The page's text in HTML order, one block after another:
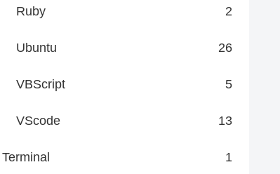
Ruby 2
Ubuntu 26
VBScript 5
VScode 13
Terminal 1